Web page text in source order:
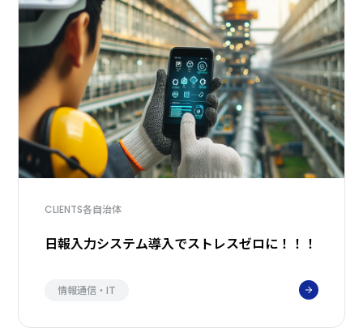
CLIENTS各自治体
日報入力システム導入でストレスゼロに！！！
情報通信・IT